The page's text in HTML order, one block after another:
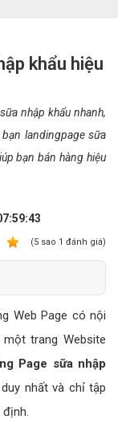
khẩu hiệu
nhập khẩu nhanh,
landingpage sữa
bạn bán hàng hiệu
(5 sao 1 đánh giá)
Web Page có nội
trang Website
Page sữa nhập
duy nhất và chỉ tập